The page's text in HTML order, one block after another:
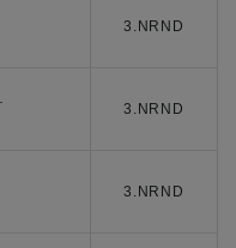
3.NRND
3.NRND
3.NRND